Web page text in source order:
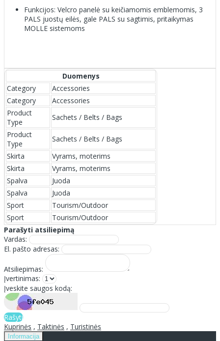
Funkcijos: Velcro panelė su keičiamomis emblemomis, 3
PALS juostų eilės, gale PALS su sagtimis, pritaikymas
MOLLE sistemoms
Duomenys
Category
Accessories
Category
Accessories
Product
Type
Sachets / Belts / Bags
Product
Type
Sachets / Belts / Bags
Skirta
Vyrams, moterims
Skirta
Vyrams, moterims
Spalva
Juoda
Spalva
Juoda
Sport
Tourism/Outdoor
Sport
Tourism/Outdoor
Parašyti atsiliepimą
Vardas:
El. pašto adresas:
Atsiliepimas:
Įvertinimas:
Įveskite saugos kodą:
Rašyti
Kuprinės , Taktinės , Turistinės
Informacija